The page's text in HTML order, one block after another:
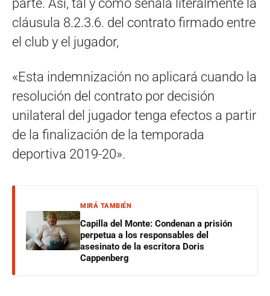
parte. Así, tal y como señala literalmente la
cláusula 8.2.3.6. del contrato firmado entre
el club y el jugador,
«Esta indemnización no aplicará cuando la
resolución del contrato por decisión
unilateral del jugador tenga efectos a partir
de la finalización de la temporada
deportiva 2019-20».
MIRÁ TAMBIÉN
Capilla del Monte: Condenan a prisión
perpetua a los responsables del
asesinato de la escritora Doris
Cappenberg